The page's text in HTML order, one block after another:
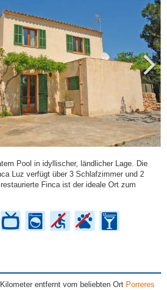
Pool in idyllischer, ländlicher Lage. Die
Luz verfügt über 3 Schlafzimmer und 2
Finca ist der ideale Ort zum
entfernt vom beliebten Ort Porreres